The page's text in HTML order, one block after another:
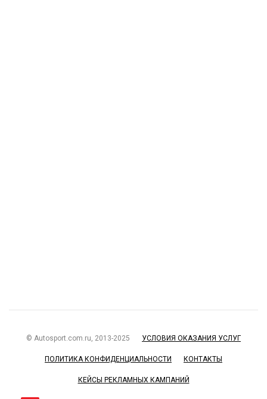
© Autosport.com.ru, 2013-2025 УСЛОВИЯ ОКАЗАНИЯ УСЛУГ
ПОЛИТИКА КОНФИДЕНЦИАЛЬНОСТИ КОНТАКТЫ
КЕЙСЫ РЕКЛАМНЫХ КАМПАНИЙ